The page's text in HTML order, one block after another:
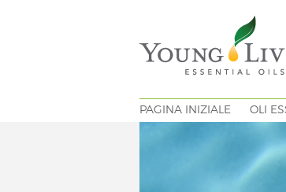
PAGINA INIZIALE OLI